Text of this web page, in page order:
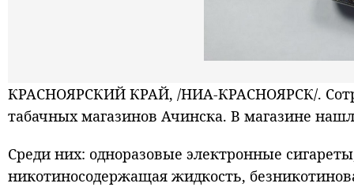
КРАСНОЯРСКИЙ КРАЙ, /НИА-КРАСНОЯРСК/.
табачных магазинов Ачинска. В магазине
Среди них: одноразовые электронные
никотиносодержащая жидкость,